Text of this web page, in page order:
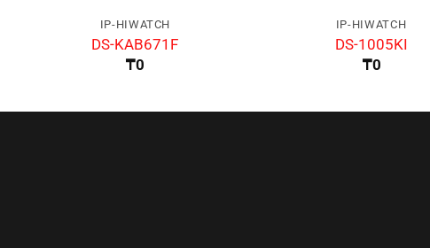
IP-HIWATCH
DS-KAB671F
₸0
IP-HIWATCH
DS-1005KI
₸0